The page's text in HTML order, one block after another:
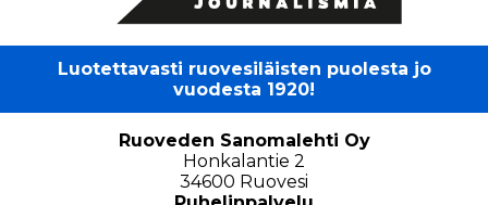
Luotettavasti ruovesiläisten puolesta jo
vuodesta 1920!
Ruoveden Sanomalehti Oy
Honkalantie 2
34600 Ruovesi